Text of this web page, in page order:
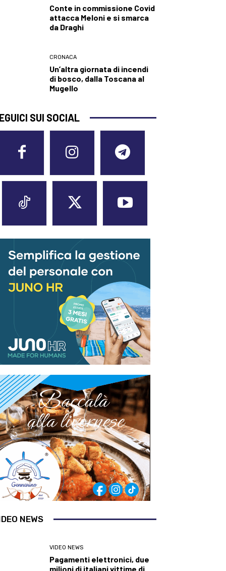
Conte in commissione Covid
attacca Meloni e si smarca
da Draghi
CRONACA
Un’altra giornata di incendi
di bosco, dalla Toscana al
Mugello
SUI SOCIAL
NEWS
VIDEO NEWS
Pagamenti elettronici, due
milioni di italiani vittime di